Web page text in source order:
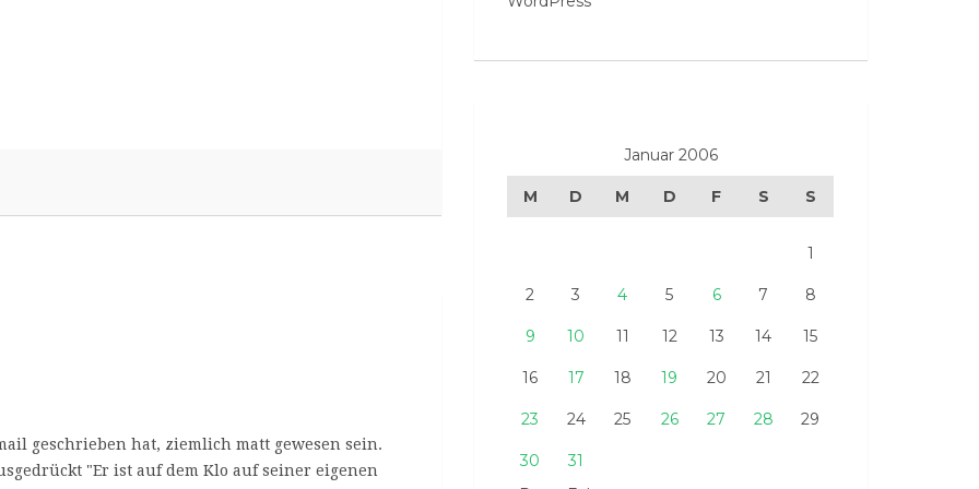
geschrieben hat, ziemlich matt gewesen sein.
"Er ist auf dem Klo auf seiner eigenen
Januar 2006
M D M D F S S
1
2 3 4 5 6 7 8
9 10 11 12 13 14 15
16 17 18 19 20 21 22
23 24 25 26 27 28 29
30
31